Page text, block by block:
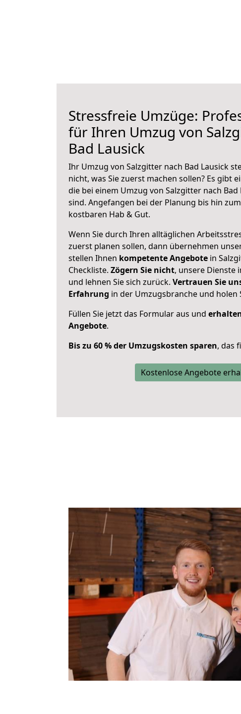
Stressfreie Umzüge:
für Ihren Umzug von
Bad Lausick
Ihr Umzug von Salzgitter nach Bad Lausick
nicht, was Sie zuerst machen sollen? Es gibt
die bei einem Umzug von Salzgitter nach Bad
sind. Angefangen bei der Planung bis hin
kostbaren Hab & Gut.
Wenn Sie durch Ihren alltäglichen
zuerst planen sollen, dann übernehmen
stellen Ihnen kompetente Angebote in
Checkliste. Zögern Sie nicht, unsere Dienste
und lehnen Sie sich zurück. Vertrauen Sie
Erfahrung in der Umzugsbranche und holen
Füllen Sie jetzt das Formular aus und
Angebote.
Bis zu 60 % der Umzugskosten sparen, das
Kostenlose Angebote